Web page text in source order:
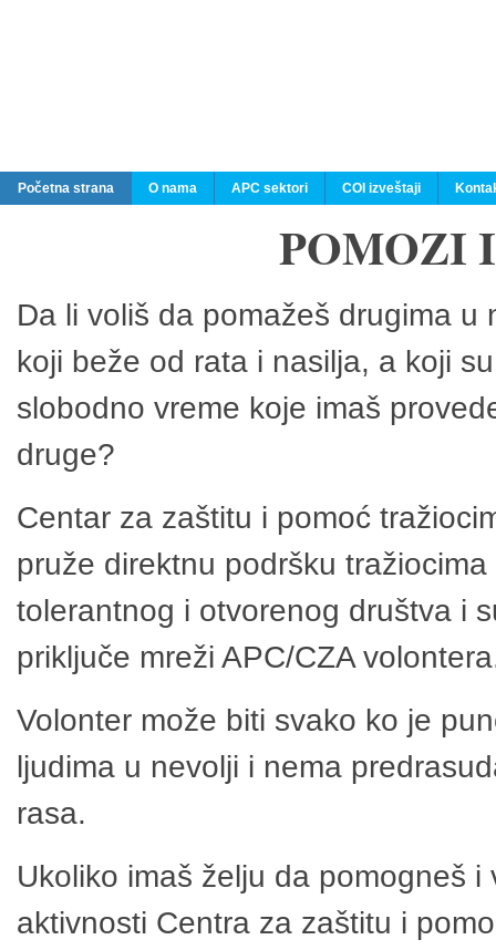
Početna strana O nama APC sektori COI izveštaji
POMOZI
Da li voliš da pomažeš drugima
koji beže od rata i nasilja, a koji
slobodno vreme koje imaš
druge?
Centar za zaštitu i pomoć
pruže direktnu podršku
tolerantnog i otvorenog društva i
priključe mreži APC/CZA
Volonter može biti svako ko je
ljudima u nevolji i nema
rasa.
Ukoliko imaš želju da pomogneš
aktivnosti Centra za zaštitu i